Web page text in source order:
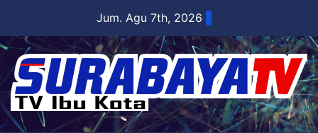
content
Jum. Agu 7th, 2026